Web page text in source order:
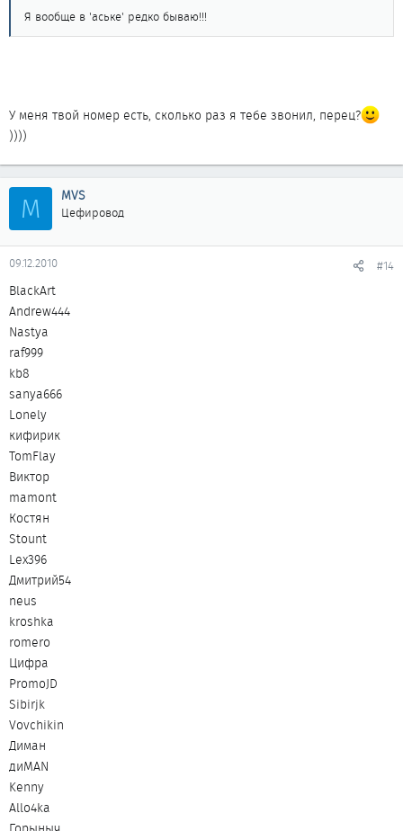
Я вообще в 'аське' редко бываю!!!
У меня твой номер есть, сколько раз я тебе звонил, перец?
))))
M MVS
Цефировод
09.12.2010 #14
BlackArt
Andrew444
Nastya
raf999
kb8
sanya666
Lonely
кифирик
TomFlay
Виктор
mamont
Костян
Stount
Lex396
Дмитрий54
neus
kroshka
romero
Цифра
PromoJD
Sibirjk
Vovchikin
Диман
диMAN
Kenny
Allo4ka